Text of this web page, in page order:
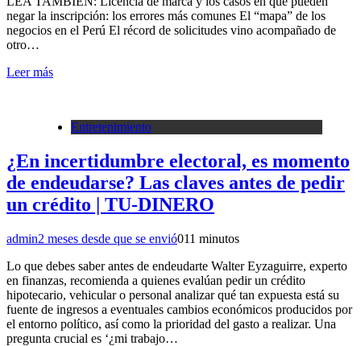
negar la inscripción: los errores más comunes El “mapa” de los
negocios en el Perú El récord de solicitudes vino acompañado de
otro…
Leer más
Entretenimiento
¿En incertidumbre electoral, es momento
de endeudarse? Las claves antes de pedir
un crédito | TU-DINERO
admin2 meses desde que se envió011 minutos
Lo que debes saber antes de endeudarte Walter Eyzaguirre, experto
en finanzas, recomienda a quienes evalúan pedir un crédito
hipotecario, vehicular o personal analizar qué tan expuesta está su
fuente de ingresos a eventuales cambios económicos producidos por
el entorno político, así como la prioridad del gasto a realizar. Una
pregunta crucial es ‘¿mi trabajo…